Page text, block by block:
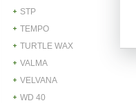
STP
TEMPO
TURTLE WAX
VALMA
VELVANA
WD 40